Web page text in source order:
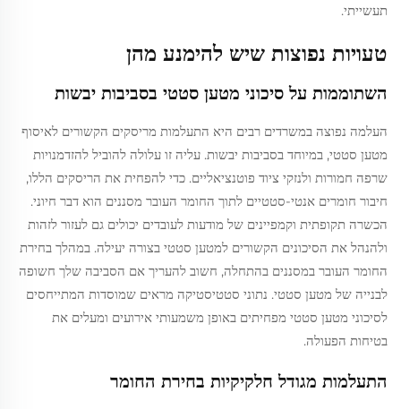
תעשייתי.
טעויות נפוצות שיש להימנע מהן
השתוממות על סיכוני מטען סטטי בסביבות יבשות
העלמה נפוצה במשרדים רבים היא התעלמות מריסקים הקשורים לאיסוף
מטען סטטי, במיוחד בסביבות יבשות. עליה זו עלולה להוביל להזדמנויות
שרפה חמורות ולנזקי ציוד פוטנציאליים. כדי להפחית את הריסקים הללו,
חיבור חומרים אנטי-סטטיים לתוך החומר העובר מסננים הוא דבר חיוני.
הכשרה תקופתית וקמפיינים של מודעות לעובדים יכולים גם לעזור לזהות
ולהנהל את הסיכונים הקשורים למטען סטטי בצורה יעילה. במהלך בחירת
החומר העובר במסננים בהתחלה, חשוב להעריך אם הסביבה שלך חשופה
לבנייה של מטען סטטי. נתוני סטטיסטיקה מראים שמוסדות המתייחסים
לסיכוני מטען סטטי מפחיתים באופן משמעותי אירועים ומעלים את
בטיחות הפעולה.
התעלמות מגודל חלקיקיות בחירת החומר